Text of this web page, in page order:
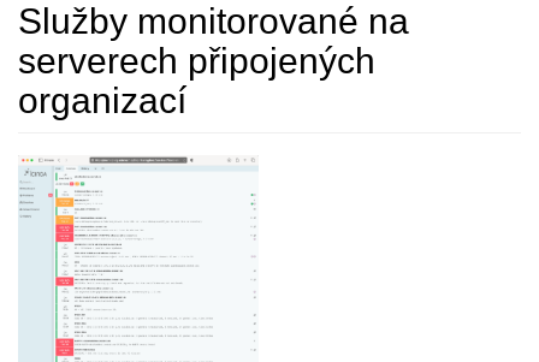
Služby monitorované na
serverech připojených
organizací